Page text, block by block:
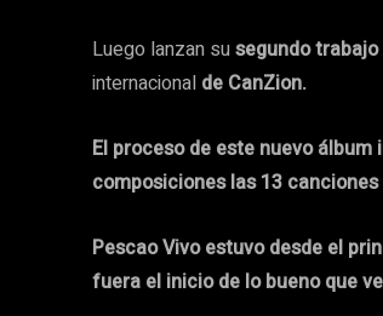
Luego lanzan susegundo
internacional de CanZion.
El proceso de este nuevo
composiciones las 13
Pescao Vivo estuvo desde el
fuera el inicio de lo bueno que